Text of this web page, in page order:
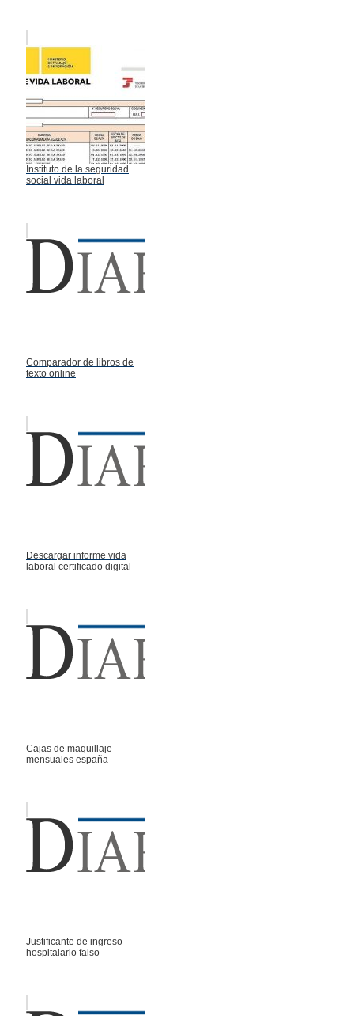
Instituto de la seguridad
social vida laboral
Comparador de libros de
texto online
Descargar informe vida
laboral certificado digital
Cajas de maquillaje
mensuales españa
Justificante de ingreso
hospitalario falso